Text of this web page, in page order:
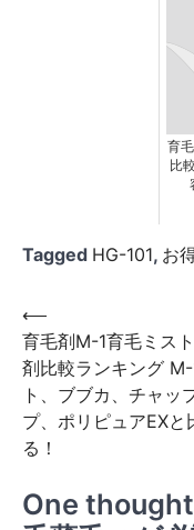
育
比
Tagged HG-101, お
投
稿
ナ
ビ
ゲ
ー
シ
⟵
育毛剤M-1育毛ミス
剤比較ランキング M-
ト、ブブカ、チャッ
プ、ポリピュアEXと
る！
One